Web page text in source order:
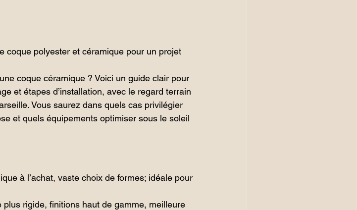
coque polyester et céramique pour un projet
coque céramique ? Voici un guide clair pour
et étapes d’installation, avec le regard terrain
Vous saurez dans quels cas privilégier
et quels équipements optimiser sous le soleil
à l’achat, vaste choix de formes; idéale pour
rigide, finitions haut de gamme, meilleure